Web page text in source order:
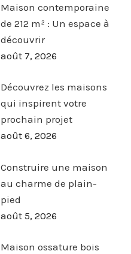
Maison contemporaine
de 212 m² : Un espace à
découvrir
août 7, 2026
Découvrez les maisons
qui inspirent votre
prochain projet
août 6, 2026
Construire une maison
au charme de plain-
pied
août 5, 2026
Maison ossature bois